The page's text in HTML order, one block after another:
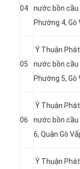
04
nước bồn cầu
Phường 4, Gò
05
Ý Thuận
nước bồn cầu
Phường 5, Gò
06
Ý Thuận
nước bồn cầu
6, Quận Gò
Ý Thuận